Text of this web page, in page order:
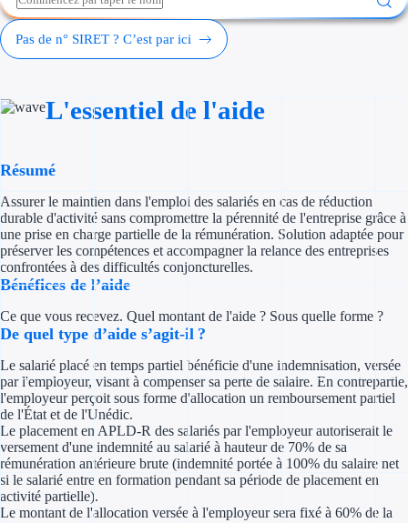
Cession
Subventions
Concours
Investir dans
Aides Fiscales et
Crédits &
Pas de n° SIRET ? C’est par ici
L'essentiel de l'aide
Résumé
Assurer le maintien dans l'emploi des salariés en cas de réduction
durable d'activité sans compromettre la pérennité de l'entreprise grâce à
une prise en charge partielle de la rémunération. Solution adaptée pour
préserver les compétences et accompagner la relance des entreprises
confrontées à des difficultés conjoncturelles.
Bénéfices de l’aide
Ce que vous recevez. Quel montant de l'aide ? Sous quelle forme ?
De quel type d’aide s’agit-il ?
Le salarié placé en temps partiel bénéficie d'une indemnisation, versée
par l'employeur, visant à compenser sa perte de salaire. En contrepartie,
l'employeur perçoit sous forme d'allocation un remboursement partiel
de l'État et de l'Unédic.
Le placement en APLD-R des salariés par l'employeur autoriserait le
versement d'une indemnité au salarié à hauteur de 70% de sa
rémunération antérieure brute (indemnité portée à 100% du salaire net
si le salarié entre en formation pendant sa période de placement en
activité partielle).
Le montant de l'allocation versée à l'employeur sera fixé à 60% de la